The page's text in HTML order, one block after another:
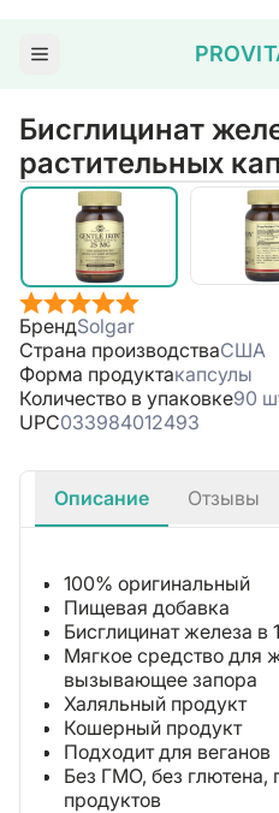
Бисглицинат
растительных
БрендSolgar
Страна производстваСША
Форма продуктакапсулы
Количество в упаковке90
UPC033984012493
Описание Отзывы
100% оригинальный
Пищевая добавка
Бисглицинат железа в
Мягкое средство для
вызывающее запора
Халяльный продукт
Кошерный продукт
Подходит для веганов
Без ГМО, без
продуктов